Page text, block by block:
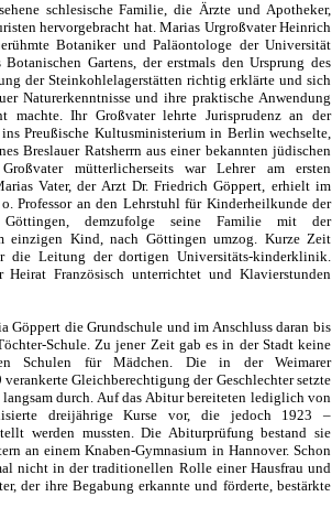
schlesische Familie, die Ärzte und Apotheker,
hervorgebracht hat. Marias Urgroßvater Heinrich
Botaniker und Paläontologe der Universität
Gartens, der erstmals den Ursprung des
der Steinkohlelagerstätten richtig erklärte und sich
Naturerkenntnisse und ihre praktische Anwendung
machte. Ihr Großvater lehrte Jurisprudenz an der
Preußische Kultusministerium in Berlin wechselte,
Breslauer Ratsherrn aus einer bekannten jüdischen
mütterlicherseits war Lehrer am ersten
Vater, der Arzt Dr. Friedrich Göppert, erhielt im
Professor an den Lehrstuhl für Kinderheilkunde der
Göttingen, demzufolge seine Familie mit der
einzigen Kind, nach Göttingen umzog. Kurze Zeit
die Leitung der dortigen Universitäts-kinderklinik.
Französisch unterrichtet und Klavierstunden
Göppert die Grundschule und im Anschluss daran bis
Schule. Zu jener Zeit gab es in der Stadt keine
Schulen für Mädchen. Die in der Weimarer
Gleichberechtigung der Geschlechter setzte
durch. Auf das Abitur bereiteten lediglich von
dreijährige Kurse vor, die jedoch 1923 –
werden mussten. Die Abiturprüfung bestand sie
an einem Knaben-Gymnasium in Hannover. Schon
nicht in der traditionellen Rolle einer Hausfrau und
der ihre Begabung erkannte und förderte, bestärkte